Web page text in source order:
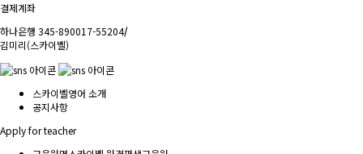
결제계좌
하나은행 345-890017-55204/
김미리(스카이벨)
스카이벨영어 소개
공지사항
Apply for teacher